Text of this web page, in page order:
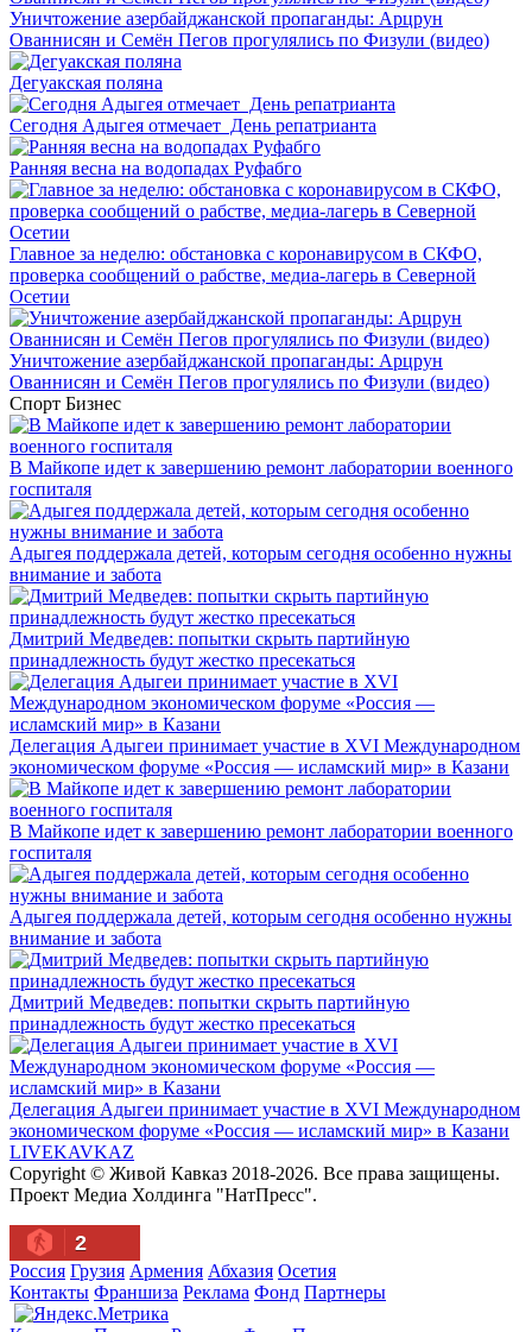
Уничтожение азербайджанской пропаганды: Арцрун
Ованнисян и Семён Пегов прогулялись по Физули (видео)
Дегуакская поляна
Сегодня Адыгея отмечает День репатрианта
Ранняя весна на водопадах Руфабго
Главное за неделю: обстановка с коронавирусом в СКФО,
проверка сообщений о рабстве, медиа-лагерь в Северной
Осетии
Уничтожение азербайджанской пропаганды: Арцрун
Ованнисян и Семён Пегов прогулялись по Физули (видео)
Спорт Бизнес
В Майкопе идет к завершению ремонт лаборатории военного
госпиталя
Адыгея поддержала детей, которым сегодня особенно нужны
внимание и забота
Дмитрий Медведев: попытки скрыть партийную
принадлежность будут жестко пресекаться
Делегация Адыгеи принимает участие в XVI Международном
экономическом форуме «Россия — исламский мир» в Казани
В Майкопе идет к завершению ремонт лаборатории военного
госпиталя
Адыгея поддержала детей, которым сегодня особенно нужны
внимание и забота
Дмитрий Медведев: попытки скрыть партийную
принадлежность будут жестко пресекаться
Делегация Адыгеи принимает участие в XVI Международном
экономическом форуме «Россия — исламский мир» в Казани
LIVEKAVKAZ
Copyright © Живой Кавказ 2018-2026. Все права защищены.
Проект Медиа Холдинга "НатПресс".
2
Россия Грузия Армения Абхазия Осетия
Контакты Франшиза Реклама Фонд Партнеры